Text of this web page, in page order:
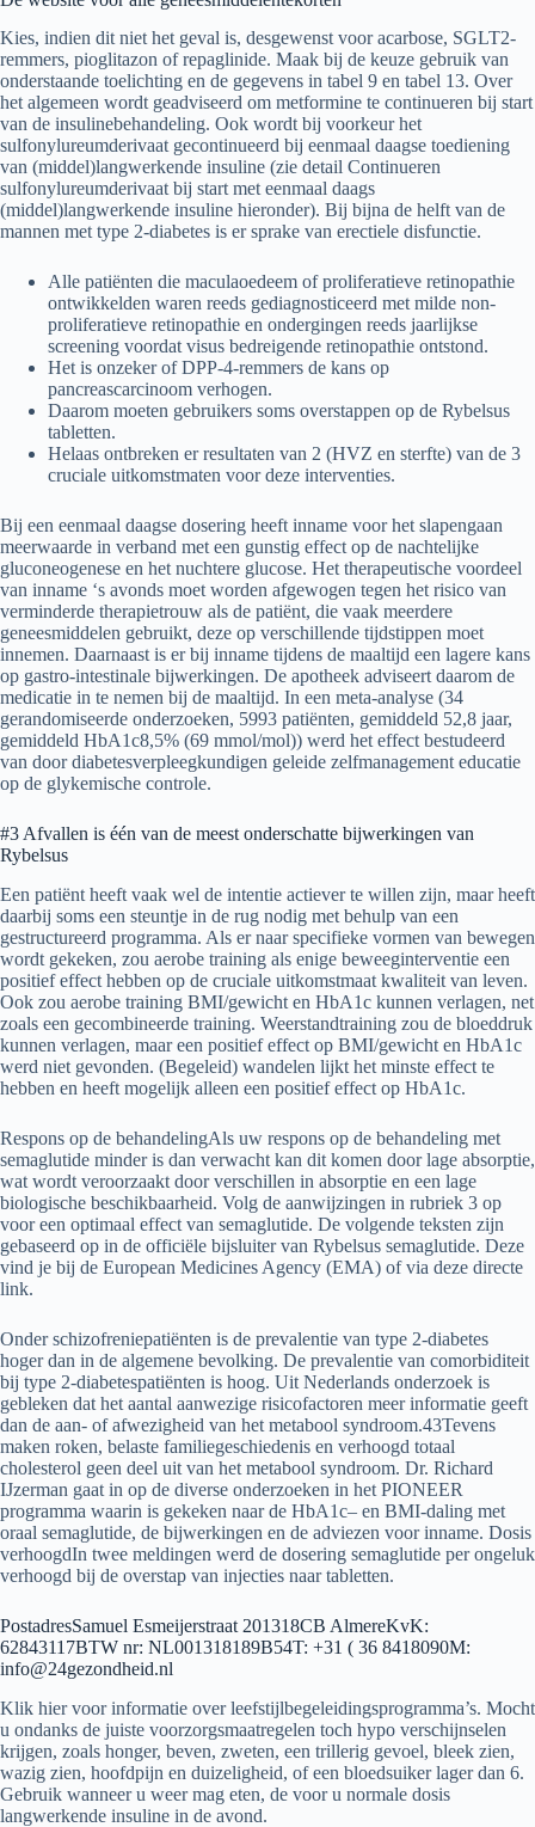
Kies, indien dit niet het geval is, desgewenst voor acarbose, SGLT2-
remmers, pioglitazon of repaglinide. Maak bij de keuze gebruik van
onderstaande toelichting en de gegevens in tabel 9 en tabel 13. Over
het algemeen wordt geadviseerd om metformine te continueren bij start
van de insulinebehandeling. Ook wordt bij voorkeur het
sulfonylureumderivaat gecontinueerd bij eenmaal daagse toediening
van (middel)langwerkende insuline (zie detail Continueren
sulfonylureumderivaat bij start met eenmaal daags
(middel)langwerkende insuline hieronder). Bij bijna de helft van de
mannen met type 2-diabetes is er sprake van erectiele disfunctie.
Alle patiënten die maculaoedeem of proliferatieve retinopathie
ontwikkelden waren reeds gediagnosticeerd met milde non-
proliferatieve retinopathie en ondergingen reeds jaarlijkse
screening voordat visus bedreigende retinopathie ontstond.
Het is onzeker of DPP-4-remmers de kans op
pancreascarcinoom verhogen.
Daarom moeten gebruikers soms overstappen op de Rybelsus
tabletten.
Helaas ontbreken er resultaten van 2 (HVZ en sterfte) van de 3
cruciale uitkomstmaten voor deze interventies.
Bij een eenmaal daagse dosering heeft inname voor het slapengaan
meerwaarde in verband met een gunstig effect op de nachtelijke
gluconeogenese en het nuchtere glucose. Het therapeutische voordeel
van inname ‘s avonds moet worden afgewogen tegen het risico van
verminderde therapietrouw als de patiënt, die vaak meerdere
geneesmiddelen gebruikt, deze op verschillende tijdstippen moet
innemen. Daarnaast is er bij inname tijdens de maaltijd een lagere kans
op gastro-intestinale bijwerkingen. De apotheek adviseert daarom de
medicatie in te nemen bij de maaltijd. In een meta-analyse (34
gerandomiseerde onderzoeken, 5993 patiënten, gemiddeld 52,8 jaar,
gemiddeld HbA1c8,5% (69 mmol/mol)) werd het effect bestudeerd
van door diabetesverpleegkundigen geleide zelfmanagement educatie
op de glykemische controle.
#3 Afvallen is één van de meest onderschatte bijwerkingen van
Rybelsus
Een patiënt heeft vaak wel de intentie actiever te willen zijn, maar heeft
daarbij soms een steuntje in de rug nodig met behulp van een
gestructureerd programma. Als er naar specifieke vormen van bewegen
wordt gekeken, zou aerobe training als enige beweeginterventie een
positief effect hebben op de cruciale uitkomstmaat kwaliteit van leven.
Ook zou aerobe training BMI/gewicht en HbA1c kunnen verlagen, net
zoals een gecombineerde training. Weerstandtraining zou de bloeddruk
kunnen verlagen, maar een positief effect op BMI/gewicht en HbA1c
werd niet gevonden. (Begeleid) wandelen lijkt het minste effect te
hebben en heeft mogelijk alleen een positief effect op HbA1c.
Respons op de behandelingAls uw respons op de behandeling met
semaglutide minder is dan verwacht kan dit komen door lage absorptie,
wat wordt veroorzaakt door verschillen in absorptie en een lage
biologische beschikbaarheid. Volg de aanwijzingen in rubriek 3 op
voor een optimaal effect van semaglutide. De volgende teksten zijn
gebaseerd op in de officiële bijsluiter van Rybelsus semaglutide. Deze
vind je bij de European Medicines Agency (EMA) of via deze directe
link.
Onder schizofreniepatiënten is de prevalentie van type 2-diabetes
hoger dan in de algemene bevolking. De prevalentie van comorbiditeit
bij type 2-diabetespatiënten is hoog. Uit Nederlands onderzoek is
gebleken dat het aantal aanwezige risicofactoren meer informatie geeft
dan de aan- of afwezigheid van het metabool syndroom.43Tevens
maken roken, belaste familiegeschiedenis en verhoogd totaal
cholesterol geen deel uit van het metabool syndroom. Dr. Richard
IJzerman gaat in op de diverse onderzoeken in het PIONEER
programma waarin is gekeken naar de HbA1c– en BMI-daling met
oraal semaglutide, de bijwerkingen en de adviezen voor inname. Dosis
verhoogdIn twee meldingen werd de dosering semaglutide per ongeluk
verhoogd bij de overstap van injecties naar tabletten.
PostadresSamuel Esmeijerstraat 201318CB AlmereKvK:
62843117BTW nr: NL001318189B54T: +31 ( 36 8418090M:
info@24gezondheid.nl
Klik hier voor informatie over leefstijlbegeleidingsprogramma’s. Mocht
u ondanks de juiste voorzorgsmaatregelen toch hypo verschijnselen
krijgen, zoals honger, beven, zweten, een trillerig gevoel, bleek zien,
wazig zien, hoofdpijn en duizeligheid, of een bloedsuiker lager dan 6.
Gebruik wanneer u weer mag eten, de voor u normale dosis
langwerkende insuline in de avond.